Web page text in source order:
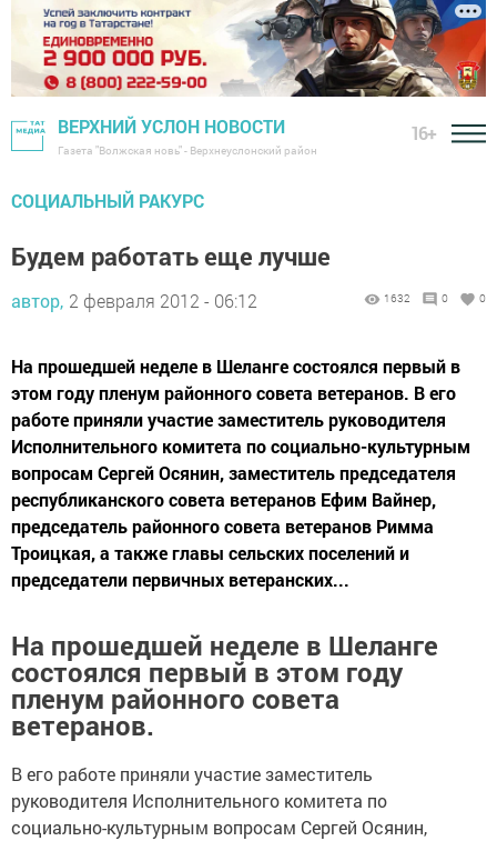
ВЕРХНИЙ УСЛОН НОВОСТИ
Газета "Волжская новь" - Верхнеуслонский район
16+
СОЦИАЛЬНЫЙ РАКУРС
Будем работать еще лучше
автор, 2 февраля 2012 - 06:12 1632 0 0
На прошедшей неделе в Шеланге состоялся первый в
этом году пленум районного совета ветеранов. В его
работе приняли участие заместитель руководителя
Исполнительного комитета по социально-культурным
вопросам Сергей Осянин, заместитель председателя
республиканского совета ветеранов Ефим Вайнер,
председатель районного совета ветеранов Римма
Троицкая, а также главы сельских поселений и
председатели первичных ветеранских...
На прошедшей неделе в Шеланге
состоялся первый в этом году
пленум районного совета
ветеранов.
В его работе приняли участие заместитель
руководителя Исполнительного комитета по
социально-культурным вопросам Сергей Осянин,